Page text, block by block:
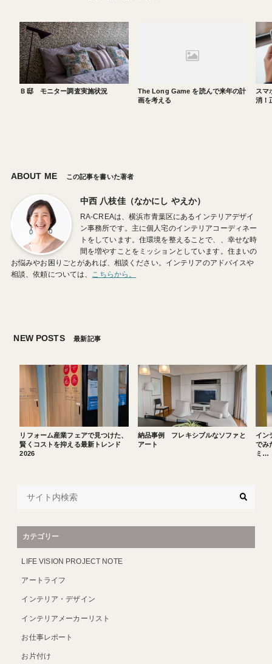
Ｂ邸 モニター調査実施状況
The Long Game を読んで来年の計
画を考える
スマ
消！
ABOUT ME この記事を書いた著者
中西 八枝佳（なかにし やえか）
RA-CREAは、横浜市青葉区にあるインテリアデザイ
ン事務所です。主に個人宅のインテリアコーディネー
トをしています。住環境を整えることで、、幸せな時
間を増やすことをミッションとしています。住まいの
お悩みやお困りごとがあれば、相談ください。インテリアのアドバイスや
相談、依頼については、 こちらから。
NEW POSTS 最新記事
リフォーム産業フェアで見つけた、
賢くコストを抑える最新トレンド
2026
納品事例 フレキシブルなソファと
アート
イン
でみ
ミ…
カテゴリー
LIFE VISION PROJECT NOTE
アートライフ
インテリア・デザイン
インテリアメーカーリスト
お仕事レポート
お片付け